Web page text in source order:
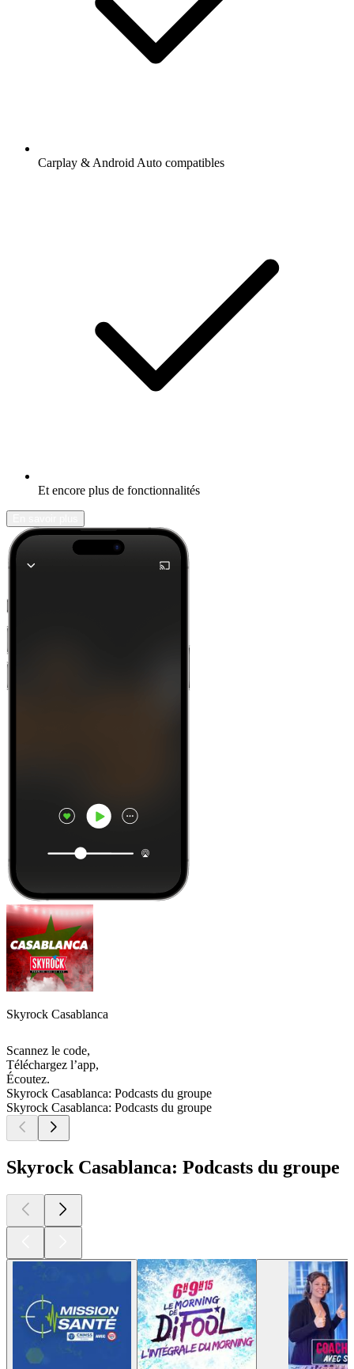
Carplay & Android Auto compatibles
Et encore plus de fonctionnalités
Skyrock Casablanca
Scannez le code,
Téléchargez l’app,
Écoutez.
Skyrock Casablanca: Podcasts du groupe
Skyrock Casablanca: Podcasts du groupe
Skyrock Casablanca: Podcasts du groupe